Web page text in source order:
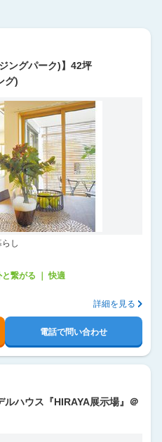
ングパーク)】42坪
グ)
し
繋がる ｜ 快適
詳細を見る
電話で問い合わせ
ハウス『HIRAYA展示場』＠